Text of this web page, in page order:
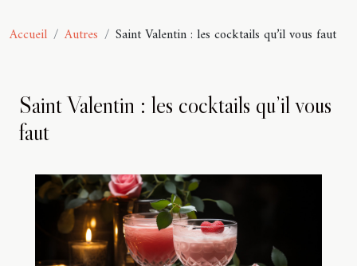
Accueil Autres Saint Valentin : les cocktails qu’il vous faut
Saint Valentin : les cocktails qu’il vous
faut